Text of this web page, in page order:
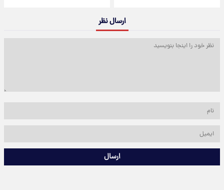
ارسال نظر
ارسال